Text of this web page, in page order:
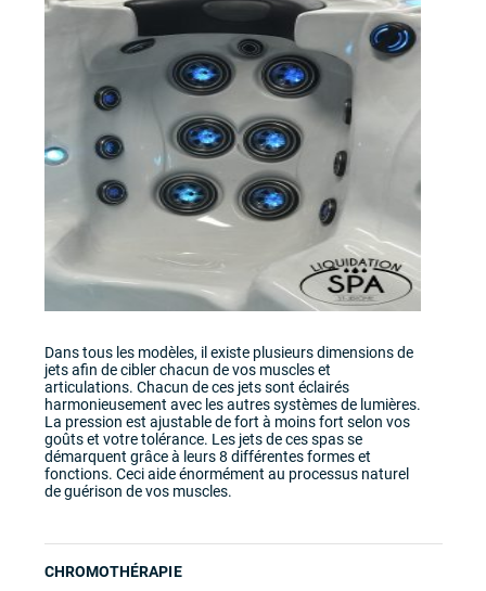
Dans tous les modèles, il existe plusieurs dimensions de
jets afin de cibler chacun de vos muscles et
articulations. Chacun de ces jets sont éclairés
harmonieusement avec les autres systèmes de lumières.
La pression est ajustable de fort à moins fort selon vos
goûts et votre tolérance. Les jets de ces spas se
démarquent grâce à leurs 8 différentes formes et
fonctions. Ceci aide énormément au processus naturel
de guérison de vos muscles.
CHROMOTHÉRAPIE